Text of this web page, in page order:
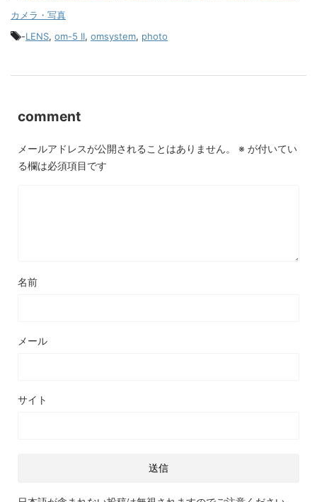
カメラ・写真
-LENS, om-5 II, omsystem, photo
comment
メールアドレスが公開されることはありません。 ※ が付いてい
る欄は必須項目です
名前
メール
サイト